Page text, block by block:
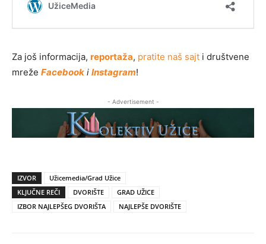
Za još informacija, reportaža, pratite naš sajt i društvene
mreže Facebook i Instagram!
- Advertisement -
IZVOR
Užicemedia/Grad Užice
KLJUČNE REČI
DVORIŠTE
GRAD UŽICE
IZBOR NAJLEPŠEG DVORIŠTA
NAJLEPŠE DVORIŠTE